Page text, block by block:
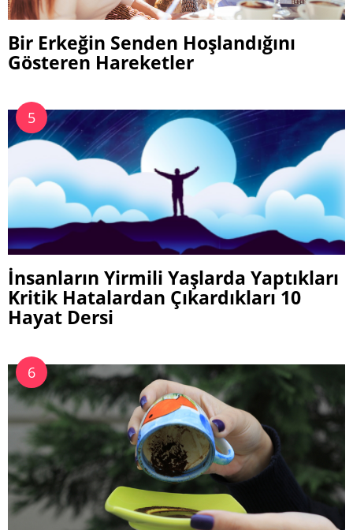
Bir Erkeğin Senden Hoşlandığını
Gösteren Hareketler
İnsanların Yirmili Yaşlarda Yaptıkları
Kritik Hatalardan Çıkardıkları 10
Hayat Dersi